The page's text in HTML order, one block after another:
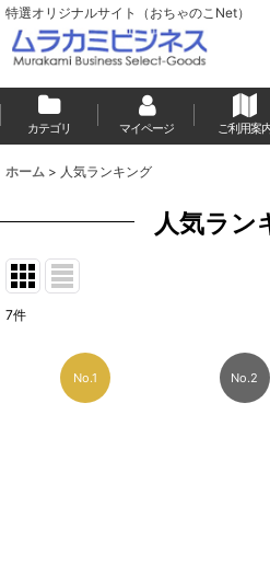
特選オリジナルサイト（おちゃのこNet）
カテゴリ マイページ ご利用案
ホーム > 人気ランキング
人気ラン
7件
No.1 No.2